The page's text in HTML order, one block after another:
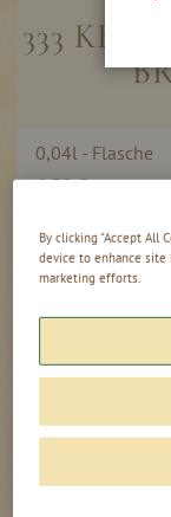
beginning
of
333
Produkte
-
0,04l - Flasche
4,50 €
1,50l - Flasche
148,00 €
inkl. MwSt, zzgl.
By clicking “Accept All
device to enhance site
marketing efforts.